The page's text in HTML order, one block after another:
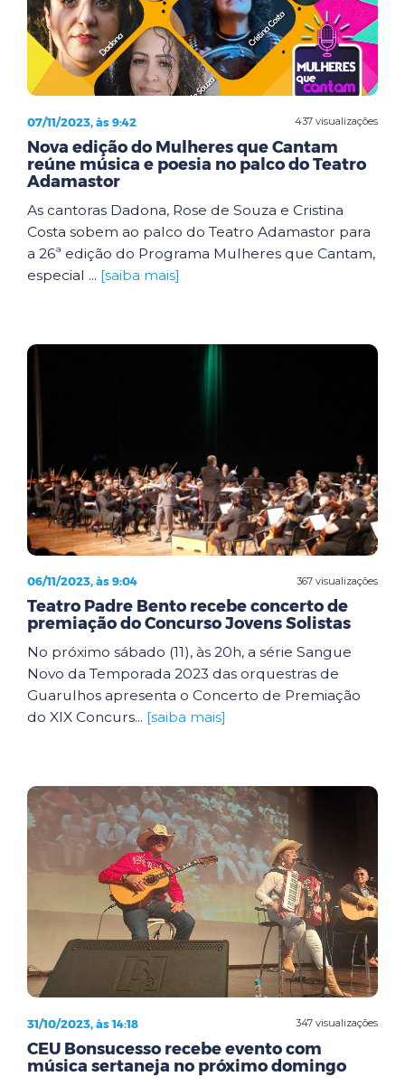
437 visualizações
07/11/2023, às 9:42
Nova edição do Mulheres que Cantam
reúne música e poesia no palco do Teatro
Adamastor
As cantoras Dadona, Rose de Souza e Cristina
Costa sobem ao palco do Teatro Adamastor para
a 26ª edição do Programa Mulheres que Cantam,
especial ... [saiba mais]
367 visualizações
06/11/2023, às 9:04
Teatro Padre Bento recebe concerto de
premiação do Concurso Jovens Solistas
No próximo sábado (11), às 20h, a série Sangue
Novo da Temporada 2023 das orquestras de
Guarulhos apresenta o Concerto de Premiação
do XIX Concurs... [saiba mais]
347 visualizações
31/10/2023, às 14:18
CEU Bonsucesso recebe evento com
música sertaneja no próximo domingo